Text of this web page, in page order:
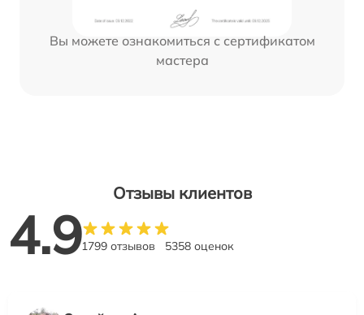
Вы можете ознакомиться с сертификатом
мастера
Отзывы клиентов
4.91799 отзывов 5358 оценок